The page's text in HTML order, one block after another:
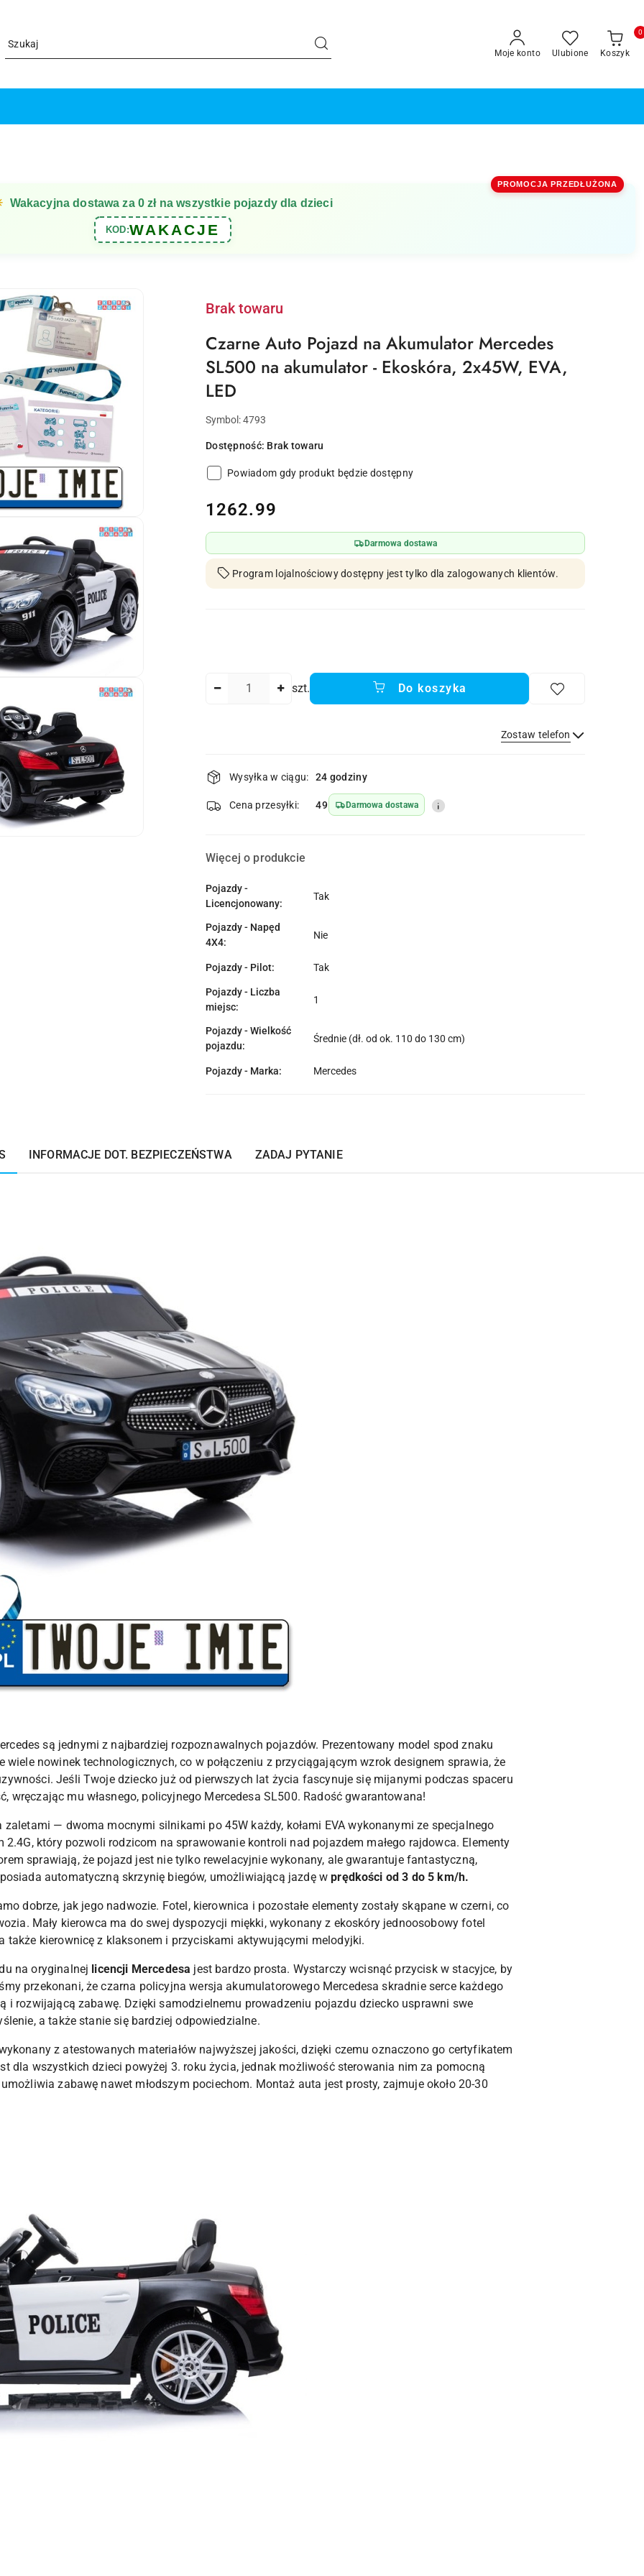
Moje konto Ulubione Koszyk
0
PROMOCJA PRZEDŁUŻONA
Wakacyjna dostawa za 0 zł na wszystkie pojazdy dla dzieci
KOD:WAKACJE
Brak towaru
Czarne Auto Pojazd na Akumulator Mercedes
SL500 na akumulator - Ekoskóra, 2x45W, EVA,
LED
Symbol:4793
Dostępność: Brak towaru
Powiadom gdy produkt będzie dostępny
cena:
1262.99
Darmowa dostawa
Program lojalnościowy dostępny jest tylko dla zalogowanych klientów.
szt. Do koszyka
Zostaw telefon
Dostępność
i
dostawa
Wysyłka w ciągu: 24 godziny
Cena przesyłki: 49 Darmowa dostawa
Więcej o produkcie
Pojazdy -
Licencjonowany:
Tak
Pojazdy - Napęd
4X4:
Nie
Pojazdy - Pilot: Tak
Pojazdy - Liczba
miejsc:
1
Pojazdy - Wielkość
pojazdu:
Średnie (dł. od ok. 110 do 130 cm)
Pojazdy - Marka: Mercedes
INFORMACJE DOT. BEZPIECZEŃSTWA ZADAJ PYTANIE
są jednymi z najbardziej rozpoznawalnych pojazdów. Prezentowany model spod znaku
nowinek technologicznych, co w połączeniu z przyciągającym wzrok designem sprawia, że
Jeśli Twoje dziecko już od pierwszych lat życia fascynuje się mijanymi podczas spaceru
wręczając mu własnego, policyjnego Mercedesa SL500. Radość gwarantowana!
— dwoma mocnymi silnikami po 45W każdy, kołami EVA wykonanymi ze specjalnego
który pozwoli rodzicom na sprawowanie kontroli nad pojazdem małego rajdowca. Elementy
sprawiają, że pojazd jest nie tylko rewelacyjnie wykonany, ale gwarantuje fantastyczną,
automatyczną skrzynię biegów, umożliwiającą jazdę wprędkości od 3 do 5 km/h.
dobrze, jak jego nadwozie. Fotel, kierownica i pozostałe elementy zostały skąpane w czerni, co
Mały kierowca ma do swej dyspozycji miękki, wykonany z ekoskóry jednoosobowy fotel
także kierownicę z klaksonem i przyciskami aktywującymi melodyjki.
na oryginalnej licencji Mercedesa jest bardzo prosta. Wystarczy wcisnąć przycisk w stacyjce, by
przekonani, że czarna policyjna wersja akumulatorowego Mercedesa skradnie serce każdego
i rozwijającą zabawę. Dzięki samodzielnemu prowadzeniu pojazdu dziecko usprawni swe
a także stanie się bardziej odpowiedzialne.
z atestowanych materiałów najwyższej jakości, dzięki czemu oznaczono go certyfikatem
dla wszystkich dzieci powyżej 3. roku życia, jednak możliwość sterowania nim za pomocną
zabawę nawet młodszym pociechom. Montaż auta jest prosty, zajmuje około 20-30